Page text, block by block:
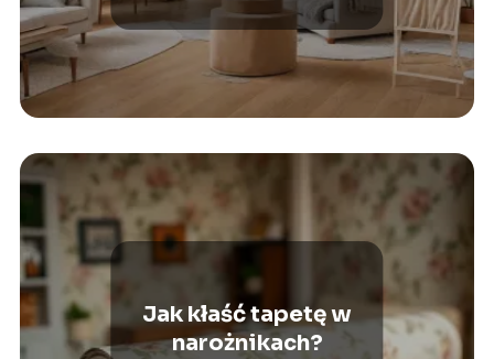
Jak kłaść tapetę w
narożnikach?